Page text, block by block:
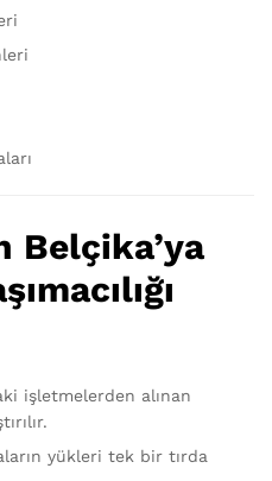
Belçika’ya
işletmelerden alınan
yükleri tek bir tırda